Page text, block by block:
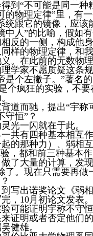
到“不可能是同一种
的物理定律”里，有
统跟它的镜像，应
中人”的比喻，假如
相反的一侧，构成
样的物理定律，和
。在此前的无数物
学家不愿质疑这条
是个左撇子。”著名
个疯狂的实验，不
道而驰，提出“宇
守恒”？
光一闪就在于此。
共有四种基本相
起的那种力）、弱相
，都和前三种基本
了大量的计算，发
了。现在只需要再
写出诺奖论文《弱
，10月初论文发表
可能证明宇称不守
证明或者否定他们
健雄。